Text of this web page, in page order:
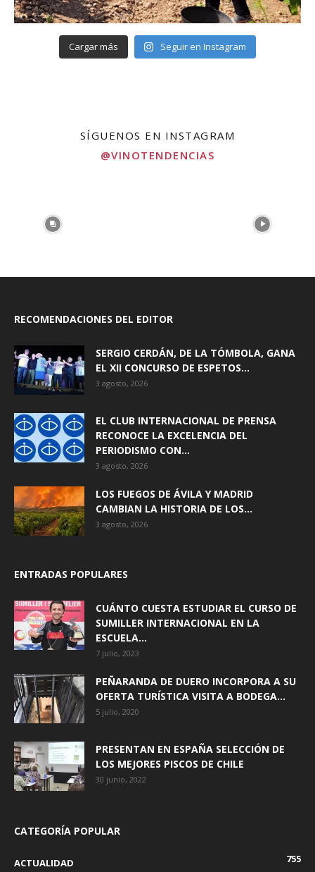
Cargar más Seguir en Instagram
SÍGUENOS EN INSTAGRAM
@VINOTENDENCIAS
RECOMENDACIONES DEL EDITOR
SERGIO CERDÁN, DE LA TÓMBOLA, GANA
EL XII CONCURSO DE ESPETOS...
3 agosto, 2026
EL CLUB INTERNACIONAL DE PRENSA
RECONOCE LA EXCELENCIA DEL
PERIODISMO CON...
3 agosto, 2026
LOS FUEGOS DE ÁVILA Y MADRID
CAMBIAN LA HISTORIA DE LOS...
3 agosto, 2026
ENTRADAS POPULARES
CUÁNTO CUESTA ESTUDIAR EL CURSO DE
SUMILLER INTERNACIONAL EN LA
ESCUELA...
7 julio, 2023
PEÑARANDA DE DUERO INCORPORA A SU
OFERTA TURÍSTICA VISITA A BODEGA...
5 julio, 2020
PRESENTAN EN ESPAÑA SELECCIÓN DE
LOS MEJORES PISCOS DE CHILE
30 junio, 2022
CATEGORÍA POPULAR
ACTUALIDAD
755